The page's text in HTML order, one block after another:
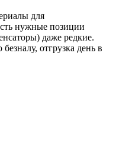
для
нужные позиции
даже редкие.
отгрузка день в